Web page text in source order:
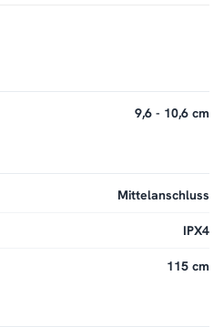
9,6 - 10,6 cm
Mittelanschluss
IPX4
115 cm